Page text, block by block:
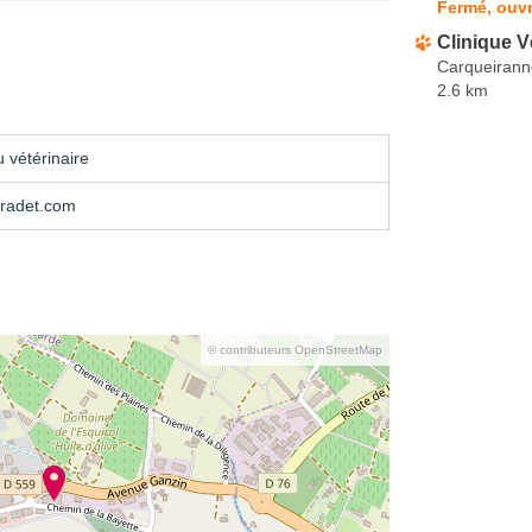
vétérinaire
© contributeurs OpenStreetMap
Fermé,
Clinique
2.6 km